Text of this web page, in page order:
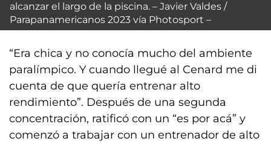
alcanzar el largo de la piscina. – Javier Valdes /
Parapanamericanos 2023 vía Photosport –
“Era chica y no conocía mucho del ambiente
paralímpico. Y cuando llegué al Cenard me di
cuenta de que quería entrenar alto
rendimiento”. Después de una segunda
concentración, ratificó con un “es por acá” y
comenzó a trabajar con un entrenador de alto